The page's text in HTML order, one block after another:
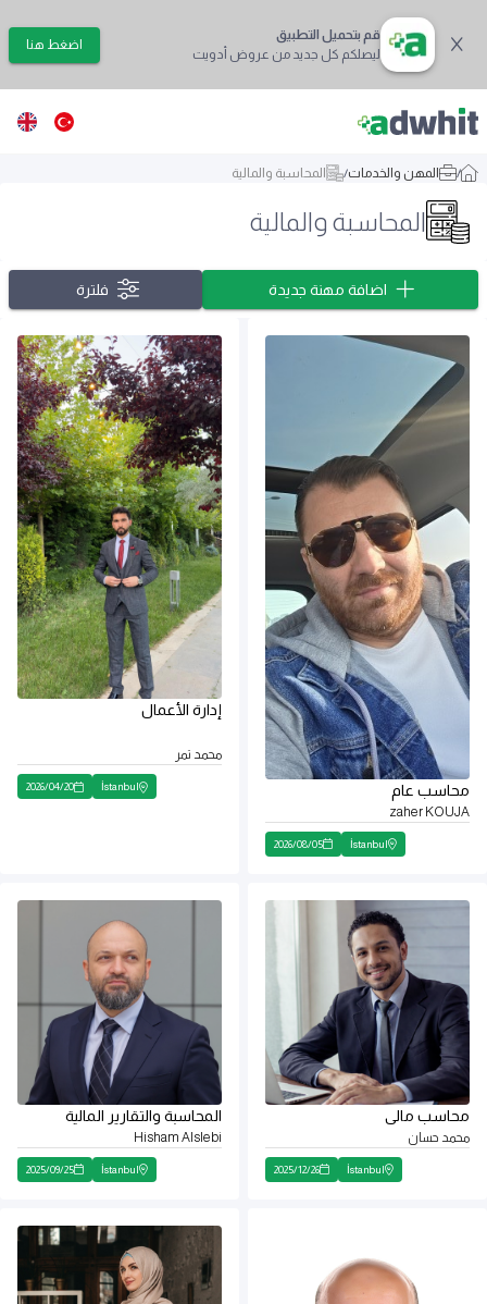
قم بتحميل التطبيق
ليصلكم كل جديد من عروض أدويت
اضغط هنا
/ المهن والخدمات/ المحاسبة والمالية
المحاسبة والمالية
اضافة مهنة جديدة فلترة
محاسب عام
zaher KOUJA
İstanbul
2026/08/05
إدارة الأعمال
محمد تمر
İstanbul
2026/04/20
محاسب مالى
محمد حسان
İstanbul
2025/12/26
المحاسبة والتقارير المالية
Hisham Alslebi
İstanbul
2025/09/25